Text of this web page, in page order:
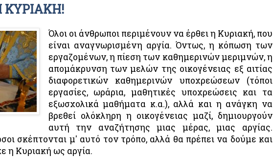
ΚΥΡΙΑΚΗ!
Όλοι οι άνθρωποι περιμένουν να έρθει η Κυριακή, που
είναι αναγνωρισμένη αργία. Όντως, η κόπωση των
εργαζομένων, η πίεση των καθημερινών μεριμνών, η
απομάκρυνση των μελών της οικογένειας εξ αιτίας
διαφορετικών καθημερινών υποχρεώσεων (τόποι
εργασίες, ωράρια, μαθητικές υποχρεώσεις και τα
εξωσχολικά μαθήματα κ.α.), αλλά και η ανάγκη να
βρεθεί ολόκληρη η οικογένειας μαζί, δημιουργούν
αυτή την αναζήτησης μιας μέρας, μιας αργίας.
σκέπτονται μ' αυτό τον τρόπο, αλλά θα πρέπει να δούμε και
η Κυριακή ως αργία.